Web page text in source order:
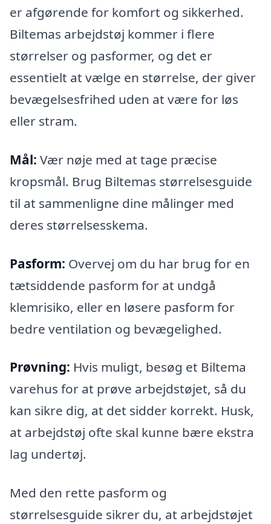
er afgørende for komfort og sikkerhed.
Biltemas arbejdstøj kommer i flere
størrelser og pasformer, og det er
essentielt at vælge en størrelse, der giver
bevægelsesfrihed uden at være for løs
eller stram.
Mål: Vær nøje med at tage præcise
kropsmål. Brug Biltemas størrelsesguide
til at sammenligne dine målinger med
deres størrelsesskema.
Pasform: Overvej om du har brug for en
tætsiddende pasform for at undgå
klemrisiko, eller en løsere pasform for
bedre ventilation og bevægelighed.
Prøvning: Hvis muligt, besøg et Biltema
varehus for at prøve arbejdstøjet, så du
kan sikre dig, at det sidder korrekt. Husk,
at arbejdstøj ofte skal kunne bære ekstra
lag undertøj.
Med den rette pasform og
størrelsesguide sikrer du, at arbejdstøjet